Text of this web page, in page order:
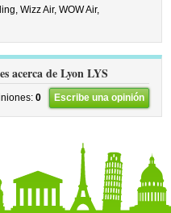
Wizz Air,WOW Air,
acerca de Lyon LYS
0 Escribe una opinión